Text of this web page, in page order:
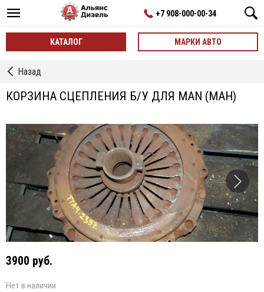
+7 908-000-00-34
КАТАЛОГ МАРКИ АВТО
←
Сцепления
Назад
КОРЗИНА СЦЕПЛЕНИЯ Б/У ДЛЯ MAN (МАН)
3900 руб.
Нет в наличии